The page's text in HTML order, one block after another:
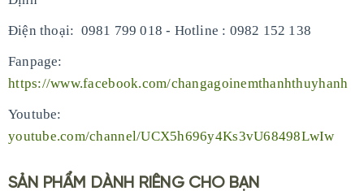
Điện thoại: 0981 799 018- Hotline : 0982 152 138
Fanpage:
https://www.facebook.com/changagoinemthanhthuyhanh
Youtube:
youtube.com/channel/UCX5h696y4Ks3vU68498LwIw
SẢN PHẨM DÀNH RIÊNG CHO BẠN